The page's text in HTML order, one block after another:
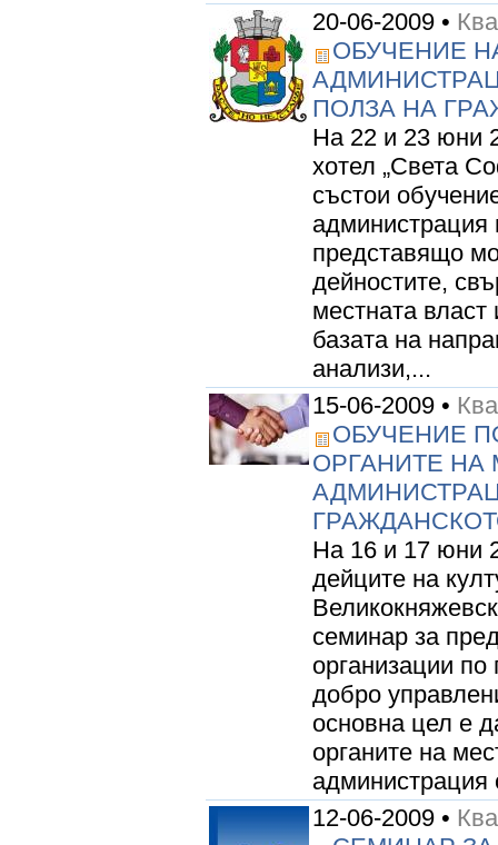
20-06-2009 •
ОБУЧЕНИЕ
ПОЛЗА НА
На 22 и 23 юни
хотел „Света
състои
представящо
дейностите,
местната власт
базата на
анализи,...
15-06-2009 •
ОБУЧЕНИЕ
ОРГАНИТЕ НА
На 16 и 17 юни
дейците на
семинар за
организации
добро
основна цел е
органите на
администрация
12-06-2009 •